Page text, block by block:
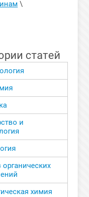
статей
и
химия